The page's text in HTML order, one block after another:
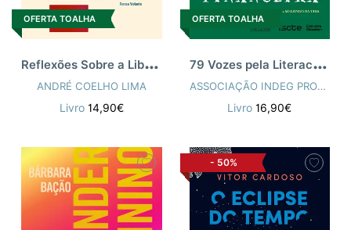
OFERTA TOALHA
R
eflexões Sobre a Liberdade
ANDRÉ COELHO LIMA
Livro 14,90€
OFERTA TOALHA
7
9 Vozes pela Literacia Financeira
ASSOCIAÇÃO INDEG PROJECTO ISCTE
Livro16,90€
- 50%